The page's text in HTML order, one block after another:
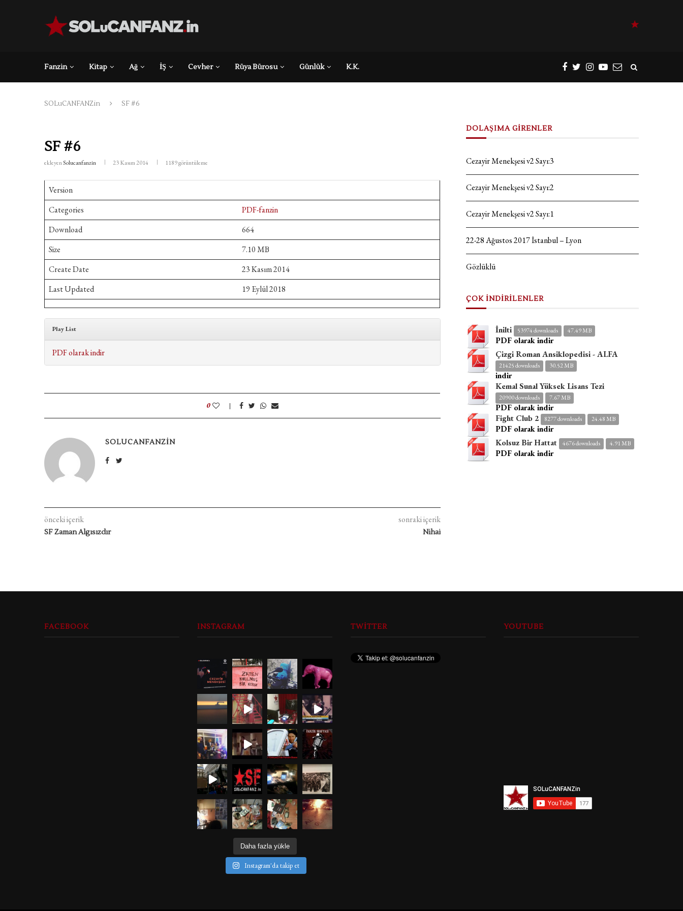
Fanzin Kitap Ağ İŞ Cevher Rüya Bürosu Günlük K.K.
SOLuCANFANZin SF #6
SF #6
ekleyenSolucanfanzin 23 Kasım 2014 1189görüntüleme
Version
Categories
PDF-fanzin
Download
664
Size
7.10 MB
Create Date
23 Kasım 2014
Last Updated
19 Eylül 2018
Play List
PDF olarak indir
0
SOLUCANFANZIN
önceki içerik
SF Zaman Algısızdır
sonraki içerik
Nihai
DOLAŞIMA GİRENLER
Cezayir Menekşesi v2 Sayı:3
Cezayir Menekşesi v2 Sayı:2
Cezayir Menekşesi v2 Sayı:1
22-28 Ağustos 2017 İstanbul – Lyon
Gözlüklü
ÇOK İNDİRİLENLER
İnilti 53974 downloads 47.49 MB
PDF olarak indir
Çizgi Roman Ansiklopedisi - ALFA
21425 downloads 30.52 MB
indir
Kemal Sunal Yüksek Lisans Tezi
20900 downloads 7.67 MB
PDF olarak indir
Fight Club 2
8277 downloads 24.48 MB
PDF olarak indir
Kolsuz Bir Hattat
4676 downloads 4.91 MB
PDF olarak indir
FACEBOOK INSTAGRAM
Daha fazla yükle
Instagram'da takip et
TWITTER YOUTUBE